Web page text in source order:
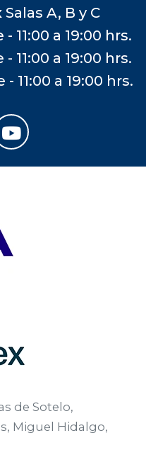
Salas A, B y C
11:00 a 19:00 hrs.
11:00 a 19:00 hrs.
11:00 a 19:00 hrs.
de Sotelo,
Miguel Hidalgo,